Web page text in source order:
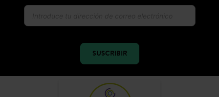
CONFIANZA ONLINE